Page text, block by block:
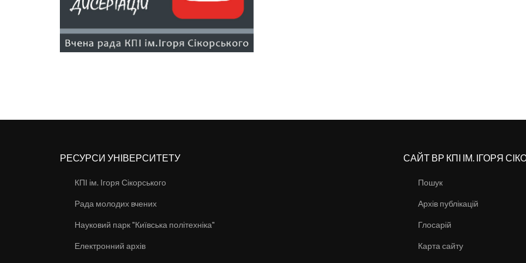
РЕСУРСИ УНІВЕРСИТЕТУ
КПІ ім. Ігоря Сікорського
Рада молодих вчених
Науковий парк "Київська політехніка"
Електронний архів
САЙТ ВР КПІ ІМ. ІГОРЯ
Пошук
Архів публікацій
Глосарій
Карта сайту